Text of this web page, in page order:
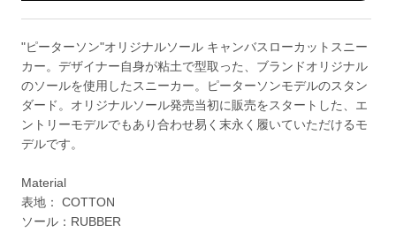
"ピーターソン"オリジナルソール キャンバスローカットスニー
カー。デザイナー自身が粘土で型取った、ブランドオリジナル
のソールを使用したスニーカー。ピーターソンモデルのスタン
ダード。オリジナルソール発売当初に販売をスタートした、エ
ントリーモデルでもあり合わせ易く末永く履いていただけるモ
デルです。
Material
表地： COTTON
ソール：RUBBER